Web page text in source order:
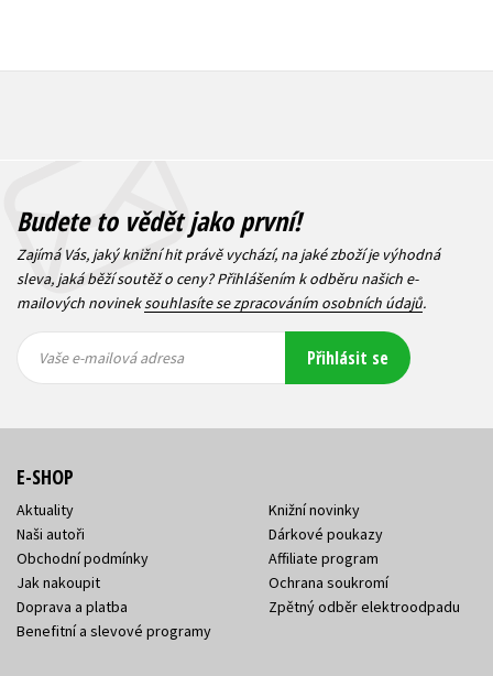
Budete to vědět jako první!
Zajímá Vás, jaký knižní hit právě vychází, na jaké zboží je výhodná
sleva, jaká běží soutěž o ceny? Přihlášením k odběru našich e-
mailových novineksouhlasíte se zpracováním osobních údajů.
mailová
mailová
Vaše e-mailová adresa Přihlásit se
E-SHOP
Aktuality
Naši autoři
Obchodní podmínky
Jak nakoupit
Doprava a platba
Benefitní a slevové programy
Knižní novinky
Dárkové poukazy
Affiliate program
Ochrana soukromí
Zpětný odběr elektroodpadu